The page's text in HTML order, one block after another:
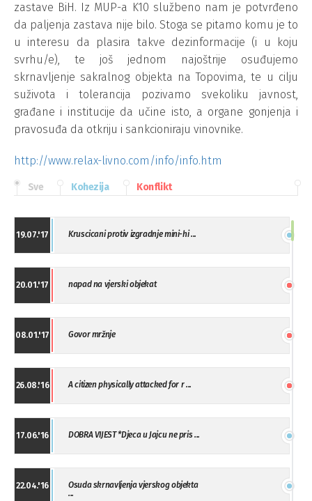
zastave BiH. Iz MUP-a K10 službeno nam je potvrđeno
da paljenja zastava nije bilo. Stoga se pitamo komu je to
u interesu da plasira takve dezinformacije (i u koju
svrhu/e), te još jednom najoštrije osuđujemo
skrnavljenje sakralnog objekta na Topovima, te u cilju
suživota i tolerancija pozivamo svekoliku javnost,
građane i institucije da učine isto, a organe gonjenja i
pravosuđa da otkriju i sankcioniraju vinovnike.
http://www.relax-livno.com/info/info.htm
Sve Kohezija Konflikt
19.07.'17 Kruscicani protiv izgradnje mini-hi ...
20.01.'17 napad na vjerski objekat
08.01.'17 Govor mržnje
26.08.'16 A citizen physically attacked for r ...
17.06.'16 DOBRA VIJEST *Djeca u Jajcu ne pris ...
22.04.'16
Osuda skrnavljenja vjerskog objekta
...